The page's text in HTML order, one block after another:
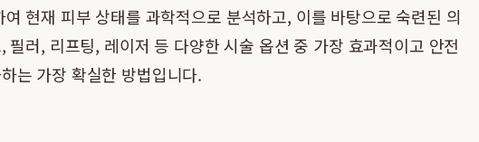
현재 피부 상태를 과학적으로 분석하고, 이를 바탕으로 숙련된 의
러, 리프팅, 레이저 등 다양한 시술 옵션 중 가장 효과적이고 안전
는 가장 확실한 방법입니다.